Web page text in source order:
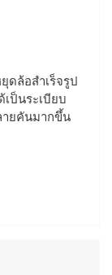
ดล้อสำเร็จรูป
ป็นระเบียบ
ายคันมากขึ้น